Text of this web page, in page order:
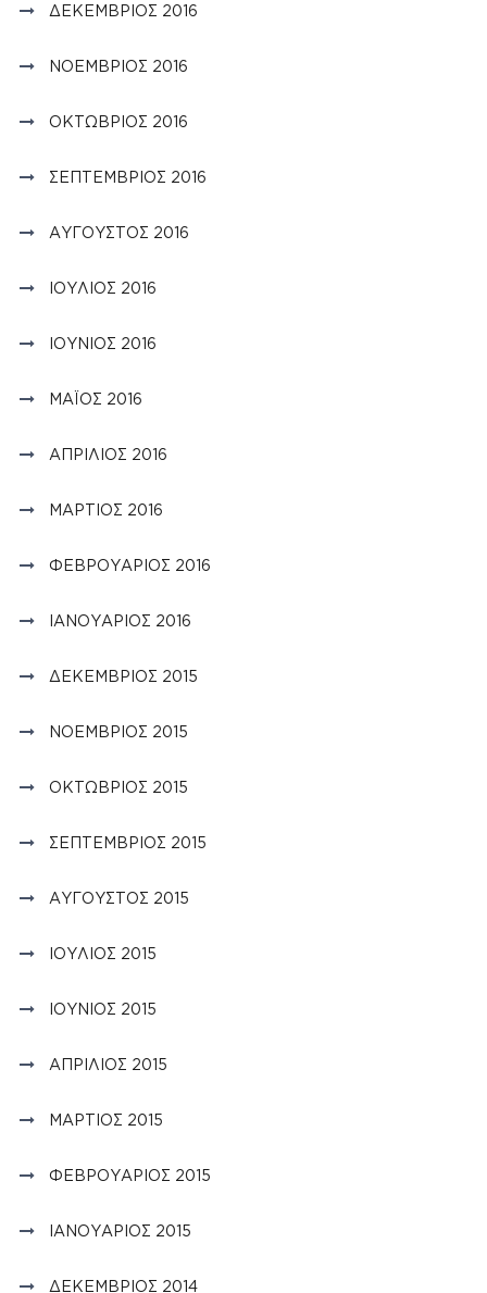
ΔΕΚΈΜΒΡΙΟΣ 2016
ΝΟΈΜΒΡΙΟΣ 2016
ΟΚΤΏΒΡΙΟΣ 2016
ΣΕΠΤΈΜΒΡΙΟΣ 2016
ΑΎΓΟΥΣΤΟΣ 2016
ΙΟΎΛΙΟΣ 2016
ΙΟΎΝΙΟΣ 2016
ΜΆΙΟΣ 2016
ΑΠΡΊΛΙΟΣ 2016
ΜΆΡΤΙΟΣ 2016
ΦΕΒΡΟΥΆΡΙΟΣ 2016
ΙΑΝΟΥΆΡΙΟΣ 2016
ΔΕΚΈΜΒΡΙΟΣ 2015
ΝΟΈΜΒΡΙΟΣ 2015
ΟΚΤΏΒΡΙΟΣ 2015
ΣΕΠΤΈΜΒΡΙΟΣ 2015
ΑΎΓΟΥΣΤΟΣ 2015
ΙΟΎΛΙΟΣ 2015
ΙΟΎΝΙΟΣ 2015
ΑΠΡΊΛΙΟΣ 2015
ΜΆΡΤΙΟΣ 2015
ΦΕΒΡΟΥΆΡΙΟΣ 2015
ΙΑΝΟΥΆΡΙΟΣ 2015
ΔΕΚΈΜΒΡΙΟΣ 2014